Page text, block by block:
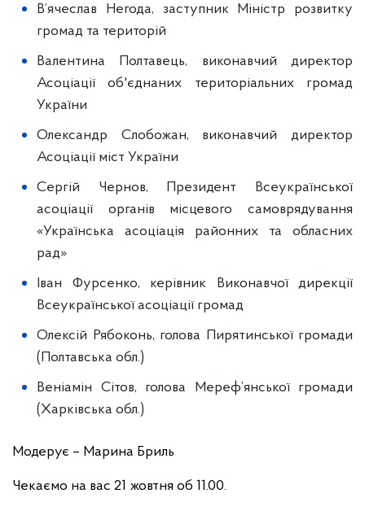
В’ячеслав Негода, заступник Міністр розвитку
громад та територій
Валентина Полтавець, виконавчий директор
Асоціації об'єднаних територіальних громад
України
Олександр Слобожан, виконавчий директор
Асоціації міст України
Сергій Чернов, Президент Всеукраїнської
асоціації органів місцевого самоврядування
«Українська асоціація районних та обласних
рад»
Іван Фурсенко, керівник Виконавчої дирекції
Всеукраїнської асоціації громад
Олексій Рябоконь, голова Пирятинської громади
(Полтавська обл.)
Веніамін Сітов, голова Мереф’янської громади
(Харківська обл.)
Модерує – Марина Бриль
Чекаємо на вас 21 жовтня об 11.00.